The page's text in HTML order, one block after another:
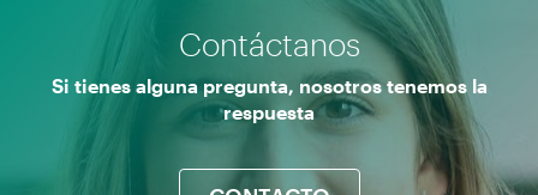
Contáctanos
Si tienes alguna pregunta, nosotros tenemos la
respuesta